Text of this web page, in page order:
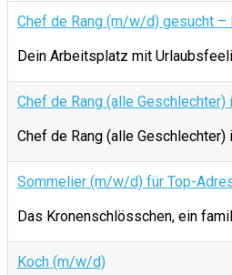
Chef de Rang (m/w/d) gesucht –
Dein Arbeitsplatz mit
Chef de Rang (alle
Chef de Rang (alle Geschlechter)
Sommelier (m/w/d) für Top-
Das Kronenschlösschen, ein
Koch (m/w/d)